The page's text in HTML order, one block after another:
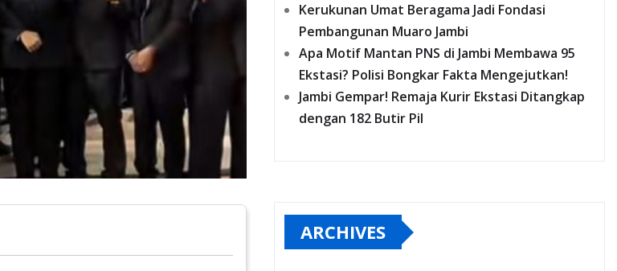
Kerukunan Umat Beragama Jadi Fondasi
Pembangunan Muaro Jambi
Apa Motif Mantan PNS di Jambi Membawa 95
Ekstasi? Polisi Bongkar Fakta Mengejutkan!
Jambi Gempar! Remaja Kurir Ekstasi Ditangkap
dengan 182 Butir Pil
ARCHIVES